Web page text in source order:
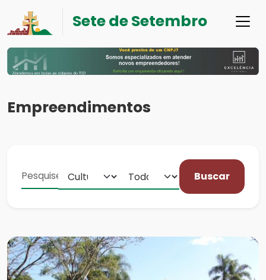
Sete de Setembro
Empreendimentos
Buscar